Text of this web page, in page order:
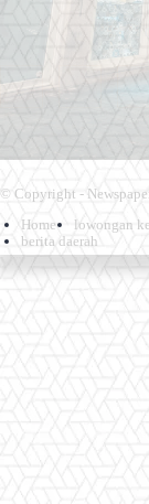
© Copyright -
Home
lowongan
berita daerah